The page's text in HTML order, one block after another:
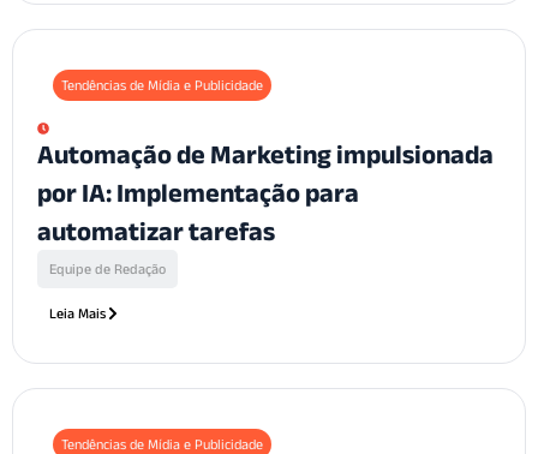
Tendências de Mídia e Publicidade
Automação de Marketing impulsionada
por IA: Implementação para
automatizar tarefas
Equipe de Redação
Leia Mais
Tendências de Mídia e Publicidade